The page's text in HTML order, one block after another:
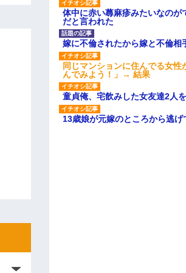
体中に赤い蕁麻疹みたいなの
だと言われた
嫁に不倫されたから嫁と不倫相
同じマンションに住んでる女
んでみよう！」→ 結果
童貞俺、宅飲みした女友達2人
13歳娘が元嫁のところから逃